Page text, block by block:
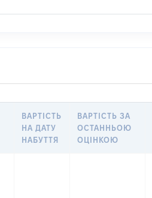
ВАРТІСТЬ
НА ДАТУ
НАБУТТЯ
ВАРТІСТЬ ЗА
ОСТАННЬОЮ
ОЦІНКОЮ